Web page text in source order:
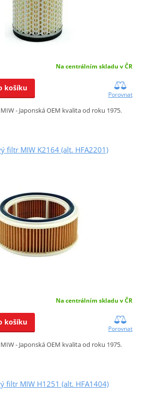
Na centrálním skladu v ČR
košíku
Porovnat
- Japonská OEM kvalita od roku 1975.
filtr MIW K2164 (alt. HFA2201)
Na centrálním skladu v ČR
košíku
Porovnat
- Japonská OEM kvalita od roku 1975.
filtr MIW H1251 (alt. HFA1404)